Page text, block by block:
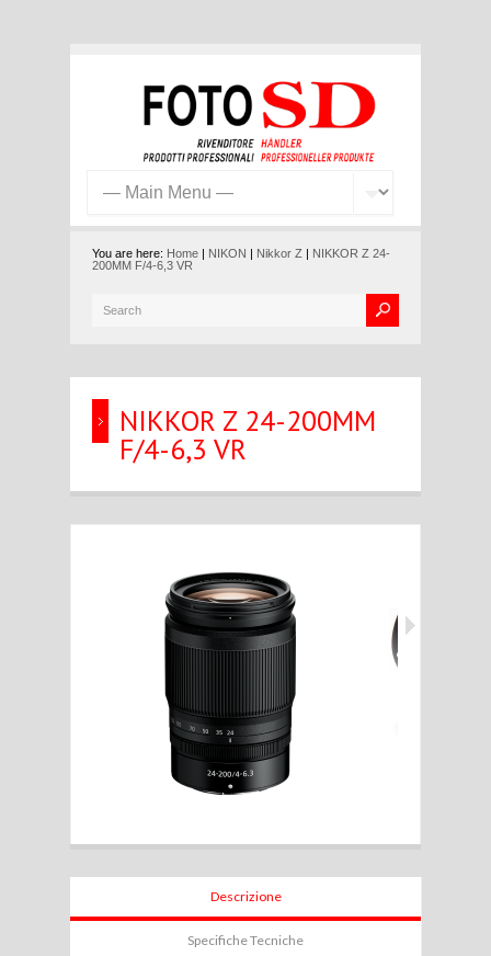
You are here: Home NIKON Nikkor Z
NIKKOR Z 24-
200MM F/4-6,3 VR
NIKKOR Z 24-200MM
F/4-6,3 VR
Descrizione
Specifiche Tecniche